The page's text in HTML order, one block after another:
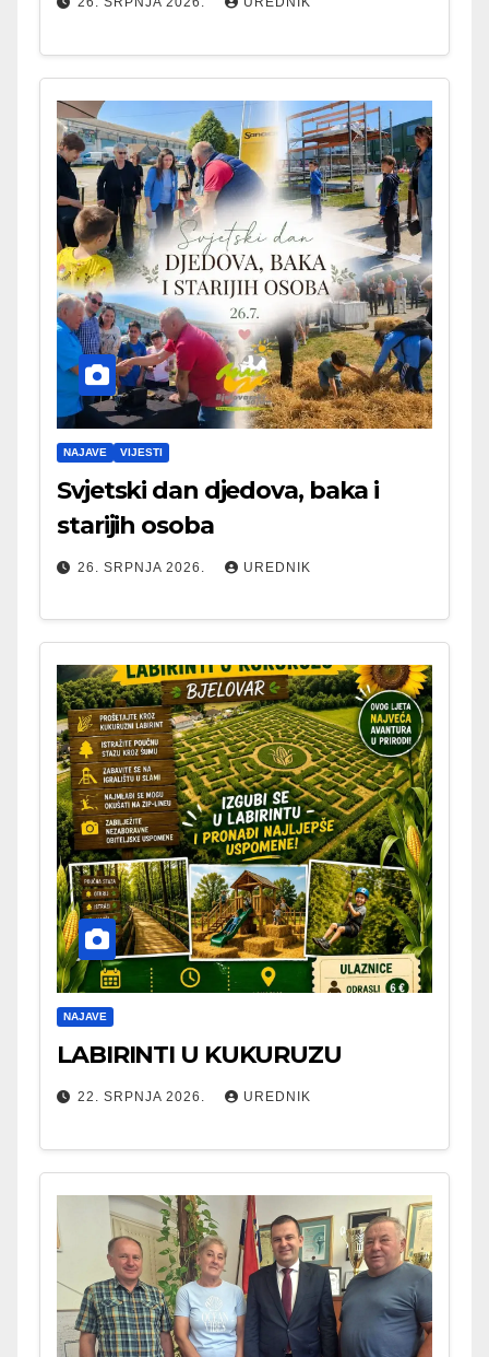
NAJAVE VIJESTI
Svjetski dan djedova, baka i
starijih osoba
26. SRPNJA 2026. UREDNIK
NAJAVE
LABIRINTI U KUKURUZU
22. SRPNJA 2026. UREDNIK